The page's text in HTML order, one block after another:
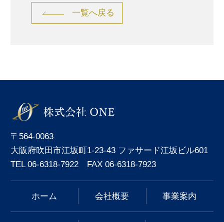
一覧へ戻る
〒564-0063
大阪府吹田市江坂町1-23-43 ファサード江坂ビル601
TEL 06-6318-7922 FAX 06-6318-7923
ホーム 会社概要 事業案内